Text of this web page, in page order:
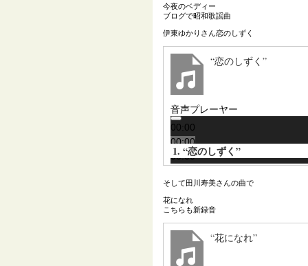
今夜のベディー
ブログで昭和歌謡曲
伊東ゆかりさん恋のしずく
“恋のしずく”
音声プレーヤー
00:00
00:00
00:00
1. “恋のしずく”
そして田川寿美さんの曲で
花になれ
こちらも新録音
“花になれ”